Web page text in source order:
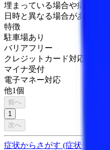
埋まっている場合や病院の
日時と異なる場合がありま
特徴
駐車場あり
バリアフリー
クレジットカード対応
マイナ受付
電子マネー対応
他1個
前へ
1
次へ
症状からさがす (症状チェッ